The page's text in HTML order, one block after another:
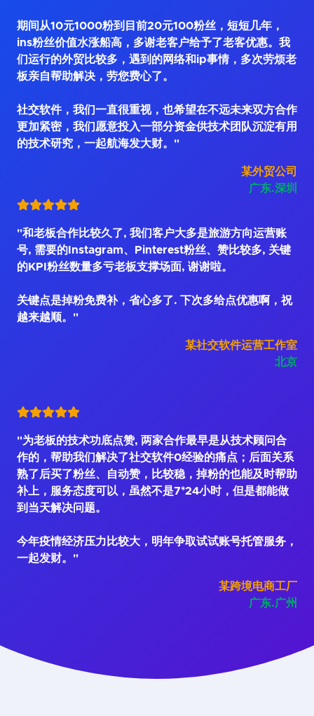
期间从10元1000粉到目前20元100粉丝，短短几年，
ins粉丝价值水涨船高，多谢老客户给予了老客优惠。我
们运行的外贸比较多，遇到的网络和ip事情，多次劳烦老
板亲自帮助解决，劳您费心了。
社交软件，我们一直很重视，也希望在不远未来双方合作
更加紧密，我们愿意投入一部分资金供技术团队沉淀有用
的技术研究，一起航海发大财。"
某外贸公司
广东.深圳
"和老板合作比较久了, 我们客户大多是旅游方向运营账
号, 需要的Instagram、Pinterest粉丝、赞比较多, 关键
的KPI粉丝数量多亏老板支撑场面, 谢谢啦。
关键点是掉粉免费补，省心多了. 下次多给点优惠啊，祝
越来越顺。"
某社交软件运营工作室
北京
"为老板的技术功底点赞, 两家合作最早是从技术顾问合
作的，帮助我们解决了社交软件0经验的痛点；后面关系
熟了后买了粉丝、自动赞，比较稳，掉粉的也能及时帮助
补上，服务态度可以，虽然不是7*24小时，但是都能做
到当天解决问题。
今年疫情经济压力比较大，明年争取试试账号托管服务，
一起发财。"
某跨境电商工厂
广东.广州